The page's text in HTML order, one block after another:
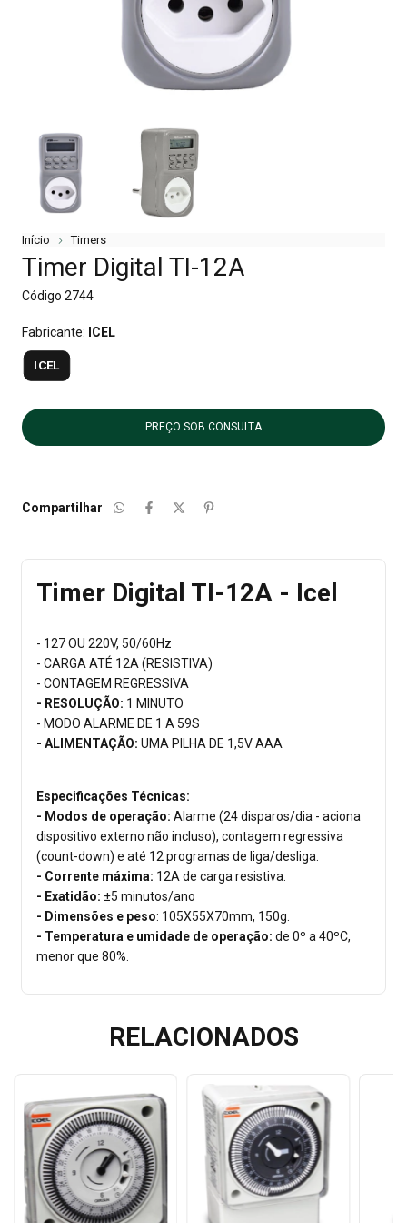
Início Timers
Timer Digital TI-12A
Código 2744
Fabricante: ICEL
ICEL
Compartilhar
Timer Digital TI-12A - Icel
- 127 OU 220V, 50/60Hz
- CARGA ATÉ 12A (RESISTIVA)
- CONTAGEM REGRESSIVA
- RESOLUÇÃO: 1 MINUTO
- MODO ALARME DE 1 A 59S
- ALIMENTAÇÃO: UMA PILHA DE 1,5V AAA
Especificações Técnicas:
- Modos de operação: Alarme (24 disparos/dia - aciona
dispositivo externo não incluso), contagem regressiva
(count-down) e até 12 programas de liga/desliga.
- Corrente máxima: 12A de carga resistiva.
- Exatidão: ±5 minutos/ano
- Dimensões e peso: 105X55X70mm, 150g.
- Temperatura e umidade de operação: de 0º a 40ºC,
menor que 80%.
RELACIONADOS